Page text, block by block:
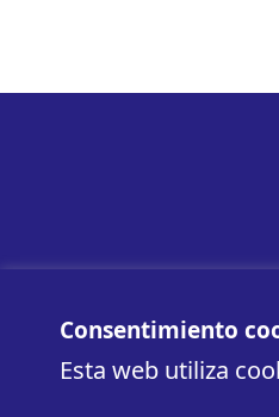
Consentimiento
Esta web utiliza